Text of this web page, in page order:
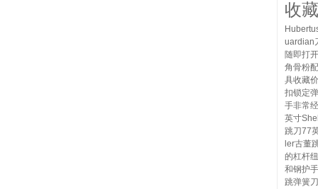
收
uardian
随即打
角骨粉
具收藏
扣锁定
手非常
英寸
跳刀77
ler古董
的杠杆
和钢护
跳弹簧